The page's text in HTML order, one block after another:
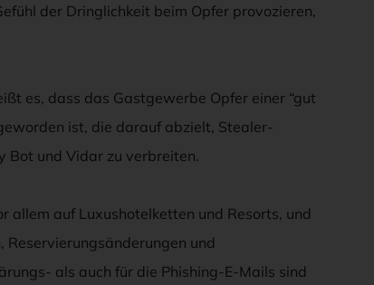
der Dringlichkeit beim Opfer provozieren,
es, dass das Gastgewerbe Opfer einer “gut
ist, die darauf abzielt, Stealer-
Bot und Vidar zu verbreiten.
allem auf Luxushotelketten und Resorts, und
und
als auch für die Phishing-E-Mails sind